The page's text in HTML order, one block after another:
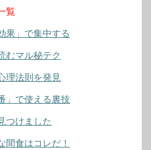
覧
果」で集中する
むマル秘テク
理法則を発見
」で使える裏技
つけました
間食はコレだ！